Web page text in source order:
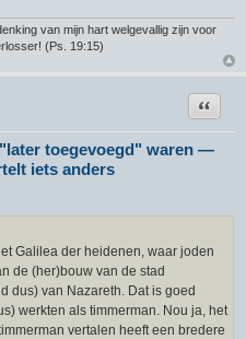
van mijn hart welgevallig zijn voor
(Ps. 19:15)
toegevoegd" waren —
iets anders
Citeer
Galilea der heidenen, waar joden
de (her)bouw van de stad
dus) van Nazareth. Dat is goed
werkten als timmerman. Nou ja, het
vertalen heeft een bredere